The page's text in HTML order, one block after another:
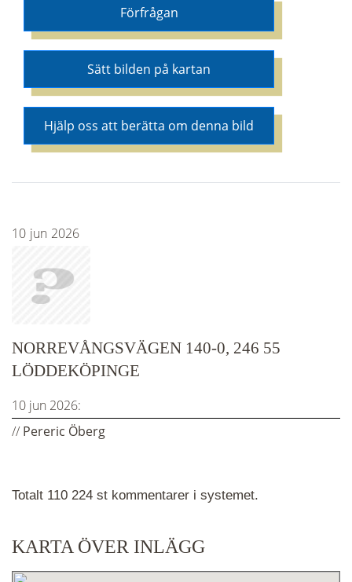
Förfrågan
Sätt bilden på kartan
Hjälp oss att berätta om denna bild
Totalt 110 224 st kommentarer i systemet.
KARTA ÖVER INLÄGG
10 jun 2026
NORREVÅNGSVÄGEN 140-0, 246 55
LÖDDEKÖPINGE
10 jun 2026:
// Pereric Öberg